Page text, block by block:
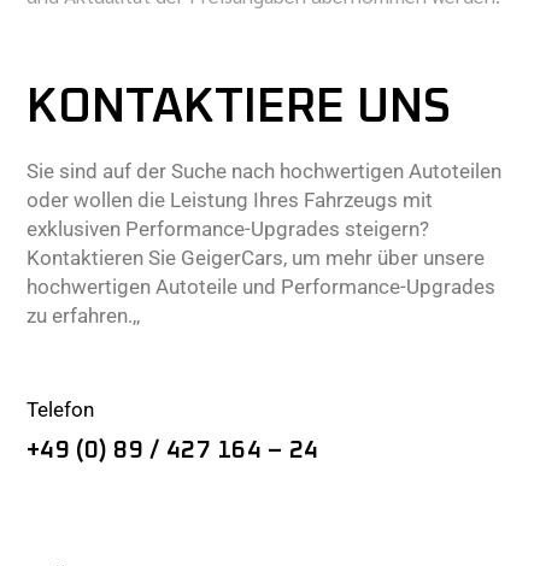
KONTAKTIERE UNS
Sie sind auf der Suche nach hochwertigen Autoteilen
oder wollen die Leistung Ihres Fahrzeugs mit
exklusiven Performance-Upgrades steigern?
Kontaktieren Sie GeigerCars, um mehr über unsere
hochwertigen Autoteile und Performance-Upgrades
zu erfahren.,,
Telefon
+49 (0) 89 / 427 164 – 24